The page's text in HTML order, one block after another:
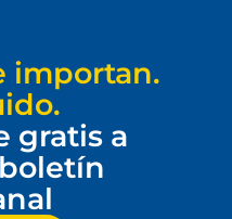
importan.
gratis a